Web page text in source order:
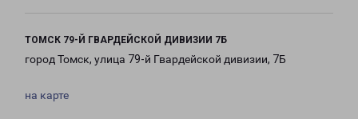
ТОМСК 79-Й ГВАРДЕЙСКОЙ ДИВИЗИИ 7Б
город Томск, улица 79-й Гвардейской дивизии, 7Б
на карте